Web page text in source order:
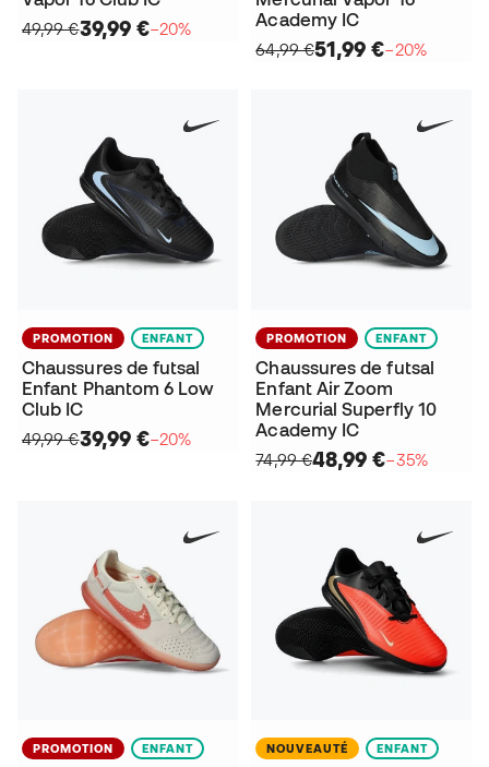
49,99 €39,99 €−20%
Academy IC
64,99 €51,99 €−20%
PROMOTION ENFANT
Chaussures de futsal
Enfant Phantom 6 Low
Club IC
49,99 €39,99 €−20%
PROMOTION ENFANT
Chaussures de futsal
Enfant Air Zoom
Mercurial Superfly 10
Academy IC
74,99 €48,99 €−35%
PROMOTION ENFANT NOUVEAUTÉ ENFANT